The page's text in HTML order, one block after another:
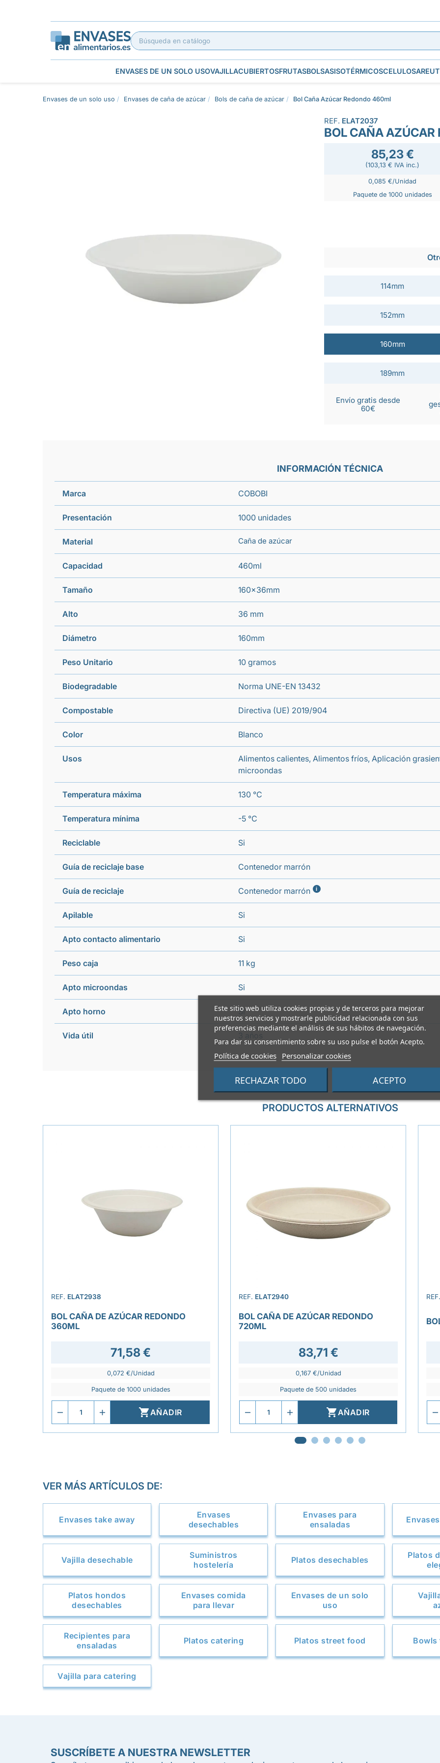
ENVASES DE UN SOLO USOVAJILLACUBIERTOSFRUTASBOLSASISOTÉRMICOSCELULOSA
Este sitio web utiliza cookies propias y de terceros para mejorar
nuestros servicios y mostrarle publicidad relacionada con sus
preferencias mediante el análisis de sus hábitos de navegación.
Para dar su consentimiento sobre su uso pulse el botón Acepto.
Política de cookies Personalizar cookies
RECHAZAR TODO ACEPTO
Envases de un solo uso Envases de caña de azúcar Bols de caña de azúcar Bol Caña Azúcar Redondo 460ml
REF. ELAT2037
BOL CAÑA
85,23 €
(103,13 € IVA inc.)
0,085 €/Unidad
Paquete de 1000 unidades
114mm
152mm
160mm
189mm
Envío gratis desde
60€
INFORMACIÓN TÉCNICA
Marca COBOBI
Presentación 1000 unidades
Material Caña de azúcar
Capacidad 460ml
Tamaño 160x36mm
Alto 36 mm
Diámetro 160mm
Peso Unitario 10 gramos
Biodegradable Norma UNE-EN 13432
Compostable Directiva (UE) 2019/904
Color Blanco
Usos
Alimentos calientes, Alimentos fríos, Aplicación
microondas
Temperatura máxima 130 °C
Temperatura mínima -5 °C
Reciclable Si
Guía de reciclaje base Contenedor marrón
Guía de reciclaje Contenedor marrón i
Apilable Si
Apto contacto alimentario Si
Peso caja 11 kg
Apto microondas Si
Apto horno Si
Vida útil
PRODUCTOS ALTERNATIVOS
REF. ELAT2938
BOL CAÑA DE AZÚCAR REDONDO
360ML
71,58 €
0,072 €/Unidad
Paquete de 1000 unidades
AÑADIR
REF. ELAT2940
BOL CAÑA DE AZÚCAR REDONDO
720ML
83,71 €
0,167 €/Unidad
Paquete de 500 unidades
AÑADIR
REF.
VER MÁS ARTÍCULOS DE:
Envases take away
Envases
desechables
Envases para
ensaladas
Vajilla desechable
Suministros
hostelería
Platos desechables
Platos
Platos hondos
desechables
Envases comida
para llevar
Envases de un solo
uso
Recipientes para
ensaladas
Platos catering Platos street food Bowls
Vajilla para catering
SUSCRÍBETE A NUESTRA NEWSLETTER